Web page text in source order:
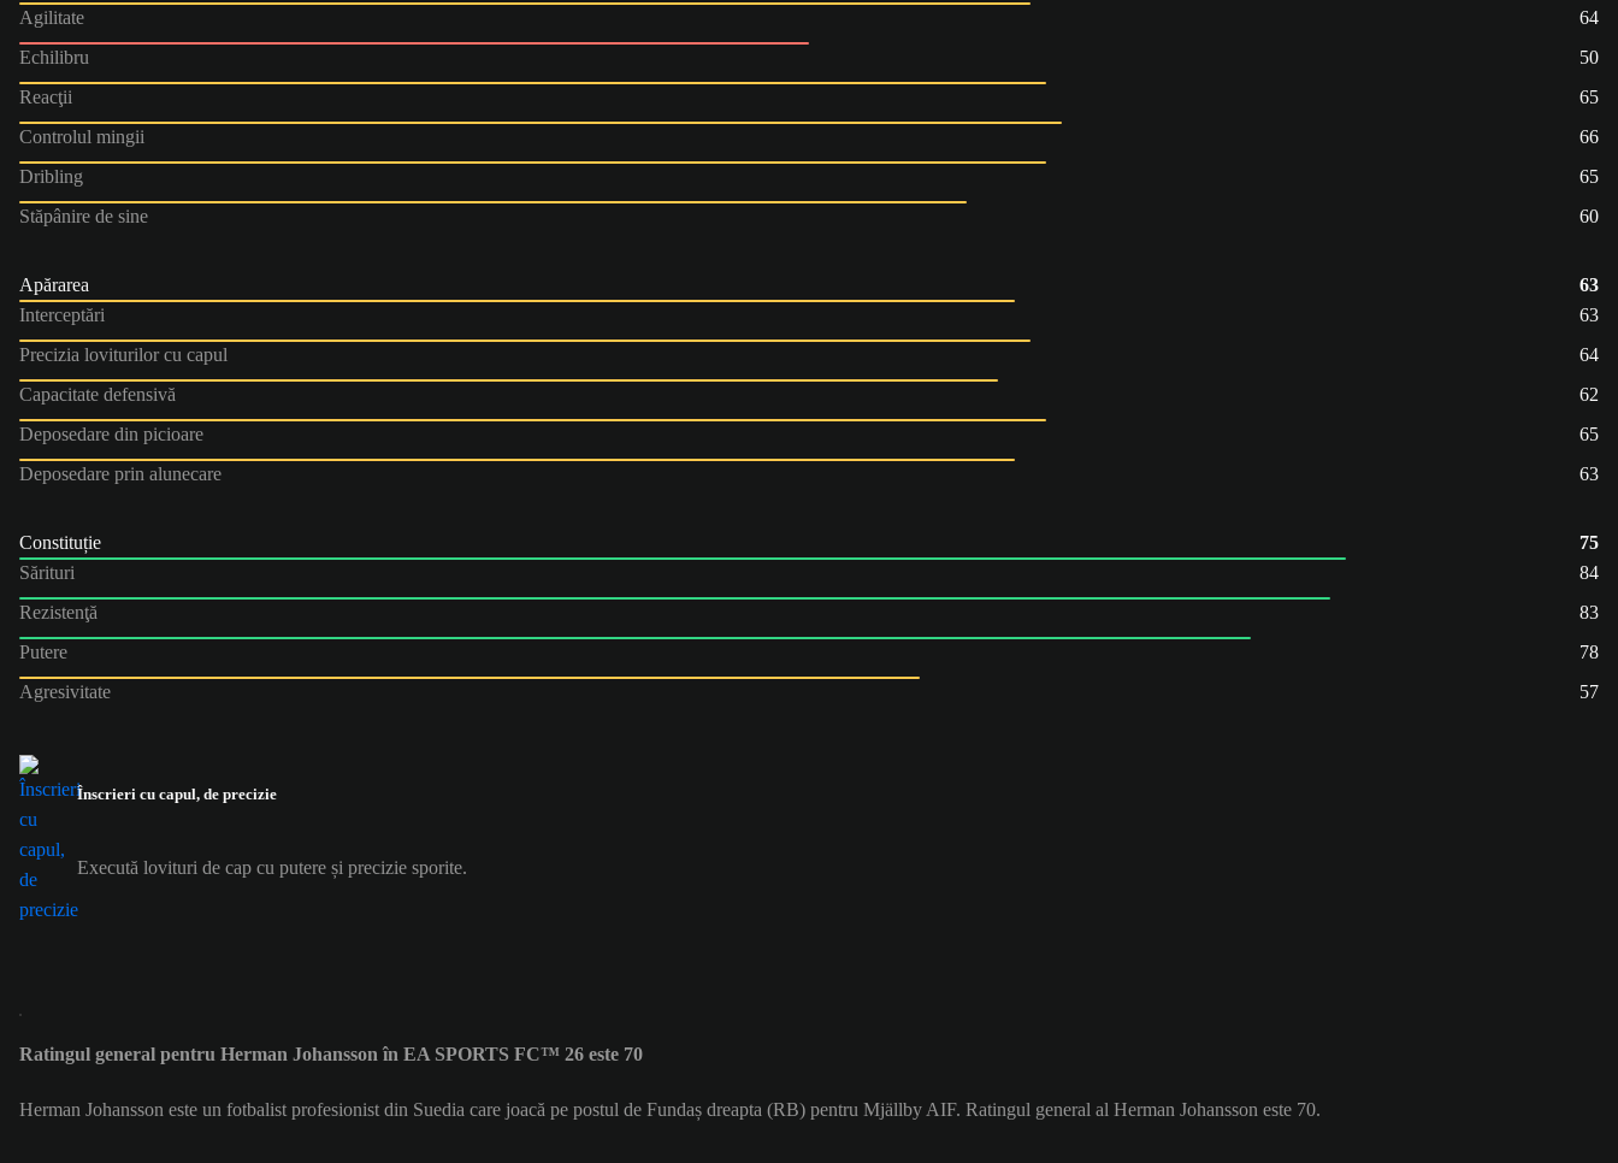
Agilitate
64
Echilibru
50
Reacţii
65
Controlul mingii
66
Dribling
65
Stăpânire de sine
60
Apărarea
63
Interceptări
63
Precizia loviturilor cu capul
64
Capacitate defensivă
62
Deposedare din picioare
65
Deposedare prin alunecare
63
Constituție
75
Sărituri
84
Rezistenţă
83
Putere
78
Agresivitate
57
Înscrieri cu capul, de precizie
Execută lovituri de cap cu putere și precizie sporite.
Ratingul general pentru Herman Johansson în EA SPORTS FC™ 26 este 70
Herman Johansson este un fotbalist profesionist din Suedia care joacă pe postul de Fundaș dreapta (RB) pentru Mjällby AIF. Ratingul general al Herman Johansson este 70.